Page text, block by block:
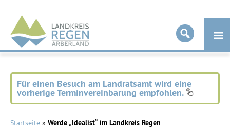
Landkreis
Regen
Für einen Besuch am Landratsamt wird eine
vorherige Terminvereinbarung empfohlen.
Startseite » Werde „Idealist“ im Landkreis Regen